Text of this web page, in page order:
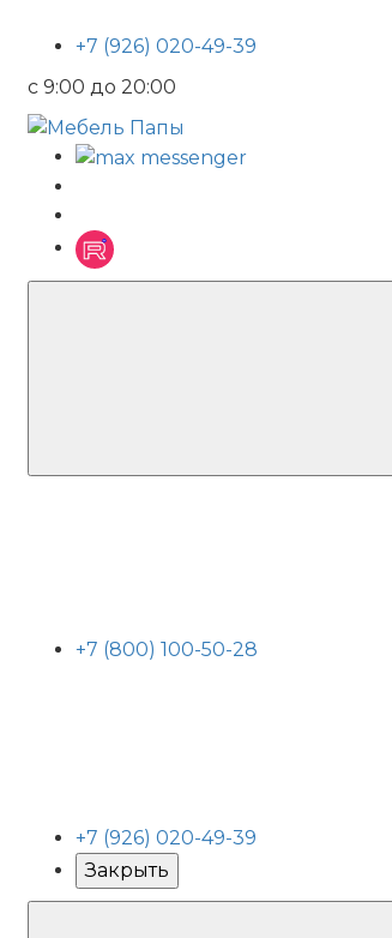
+7 (926) 020-49-39
с 9:00 до 20:00
+7 (800) 100-50-28
+7 (926) 020-49-39
Закрыть